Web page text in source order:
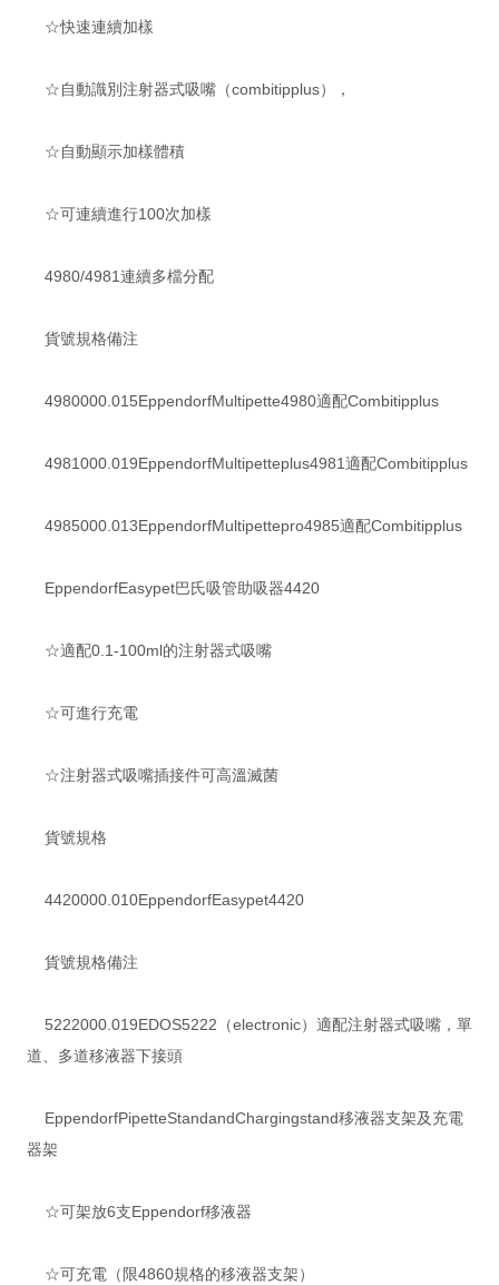
☆快速連續加樣
☆自動識別注射器式吸嘴（combitipplus），
☆自動顯示加樣體積
☆可連續進行100次加樣
4980/4981連續多檔分配
貨號規格備注
4980000.015EppendorfMultipette4980適配Combitipplus
4981000.019EppendorfMultipetteplus4981適配Combitipplus
4985000.013EppendorfMultipettepro4985適配Combitipplus
EppendorfEasypet巴氏吸管助吸器4420
☆適配0.1-100ml的注射器式吸嘴
☆可進行充電
☆注射器式吸嘴插接件可高溫滅菌
貨號規格
4420000.010EppendorfEasypet4420
貨號規格備注
5222000.019EDOS5222（electronic）適配注射器式吸嘴，單
道、多道移液器下接頭
EppendorfPipetteStandandChargingstand移液器支架及充電
器架
☆可架放6支Eppendorf移液器
☆可充電（限4860規格的移液器支架）